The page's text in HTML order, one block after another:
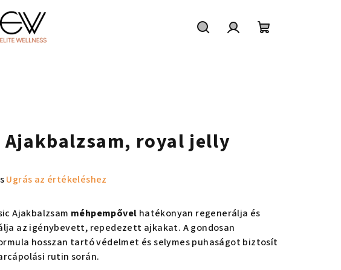
Ajakbalzsam, royal jelly
Ugrás az értékeléshez
Ajakbalzsam méhpempővel hatékonyan regenerálja és
az igénybevett, repedezett ajkakat. A gondosan
hosszan tartó védelmet és selymes puhaságot biztosít
rutin során.